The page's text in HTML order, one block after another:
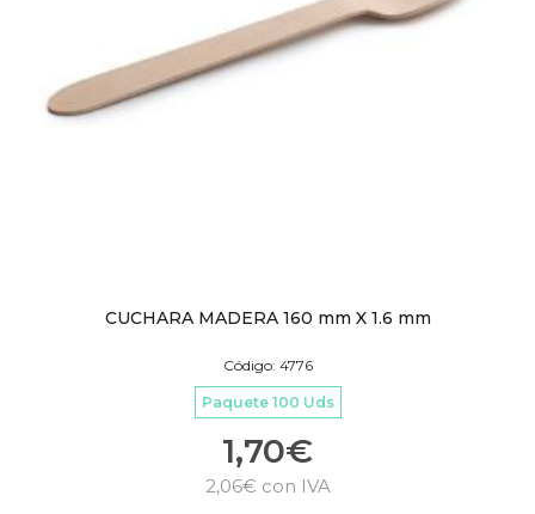
CUCHARA MADERA 160 mm X 1.6 mm
Código: 4776
Paquete 100 Uds
1,70€
2,06€ con IVA